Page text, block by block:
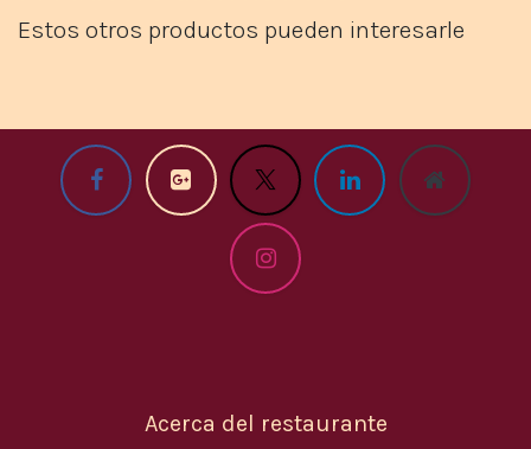
Estos otros productos pueden interesarle​
Acerca del restaurante